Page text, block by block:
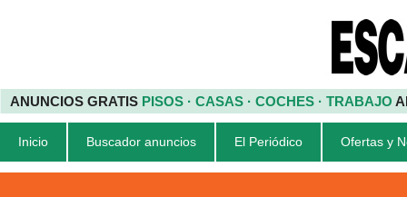
ANUNCIOS GRATIS PISOS · CASAS · COCHES · TRABAJO
Inicio Buscador anuncios El Periódico Ofertas y